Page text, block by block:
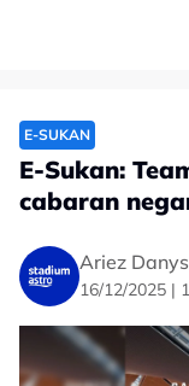
E-SUKAN
E-Sukan:
cabaran
Ariez
16/12/2025 |